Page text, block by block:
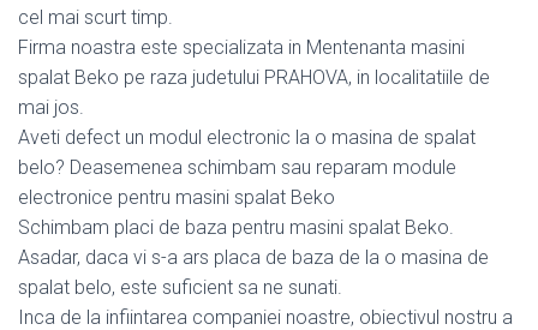
cel mai scurt timp.
Firma noastra este specializata in Mentenanta masini
spalat Beko pe raza judetului PRAHOVA, in localitatiile de
mai jos.
Aveti defect un modul electronic la o masina de spalat
belo? Deasemenea schimbam sau reparam module
electronice pentru masini spalat Beko
Schimbam placi de baza pentru masini spalat Beko.
Asadar, daca vi s-a ars placa de baza de la o masina de
spalat belo, este suficient sa ne sunati.
Inca de la infiintarea companiei noastre, obiectivul nostru a